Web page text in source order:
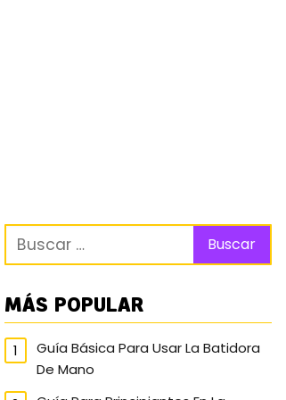
MÁS POPULAR
Guía Básica Para Usar La Batidora
De Mano